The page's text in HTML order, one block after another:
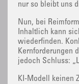
nur so bleibt uns
Nun, bei
Inhaltlich kann
wiederfinden.
Kernforderungen
jedoch Schluss:
KI-Modell keinen